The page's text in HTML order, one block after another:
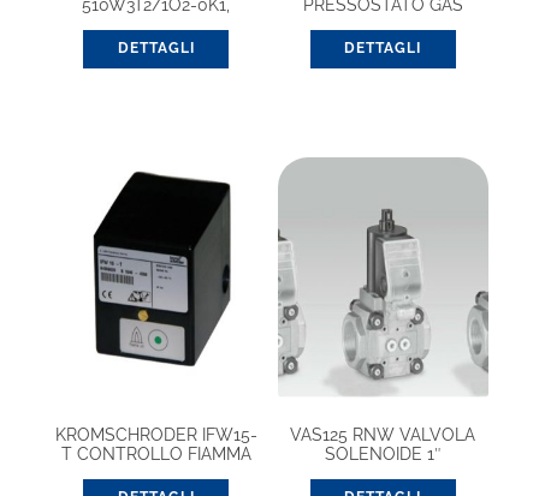
510W3T2/1O2-0K1,
DETTAGLI
PRESSOSTATO GAS
DETTAGLI
KROMSCHRODER IFW15-
T CONTROLLO FIAMMA
VAS125 RNW VALVOLA
SOLENOIDE 1″